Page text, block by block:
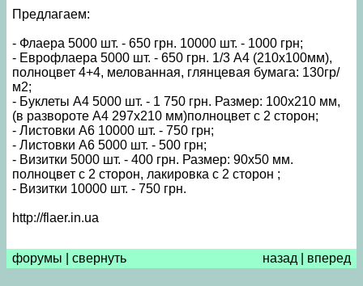
Предлагаем:
- Флаера 5000 шт. - 650 грн. 10000 шт. - 1000 грн;
- Еврофлаера 5000 шт. - 650 грн. 1/3 А4 (210х100мм),
полноцвет 4+4, мелованная, глянцевая бумага: 130гр/
м2;
- Буклеты А4 5000 шт. - 1 750 грн. Размер: 100х210 мм,
(в развороте А4 297х210 мм)полноцвет с 2 сторон;
- Листовки А6 10000 шт. - 750 грн;
- Листовки А6 5000 шт. - 500 грн;
- Визитки 5000 шт. - 400 грн. Размер: 90х50 мм.
полноцвет с 2 сторон, лакировка с 2 сторон ;
- Визитки 10000 шт. - 750 грн.
http://flaer.in.ua
форумы свернуть назад вперед